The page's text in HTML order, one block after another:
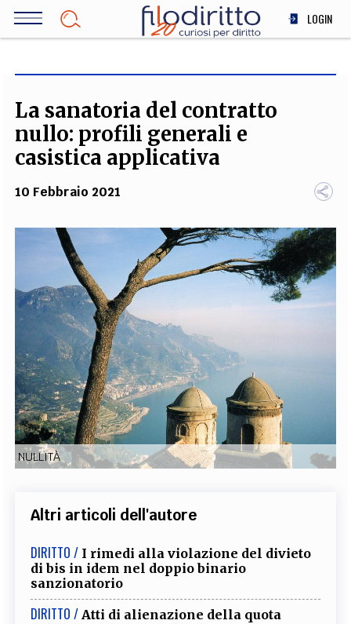
Salta
LOGIN
SOCIETÀ
MEDICINA
SCIENZA
STORIA E FILOSOFIA
TEAM
FILODIRITTO REDAZIONE COMITATO SCIENTIFICO AUTORI CURATORI
FOTOGRAFI
PARTNER
EXTRA
CODICI RUBRICHE LIBRI PROCEEDINGS PUBBLICITÀ CONTATTI
SOCIAL MEDIA
La sanatoria del contratto
nullo: profili generali e
casistica applicativa
10 Febbraio 2021
NULLITÀ
Altri articoli dell'autore
DIRITTO / I rimedi alla violazione del divieto
di bis in idem nel doppio binario
sanzionatorio
DIRITTO / Atti di alienazione della quota